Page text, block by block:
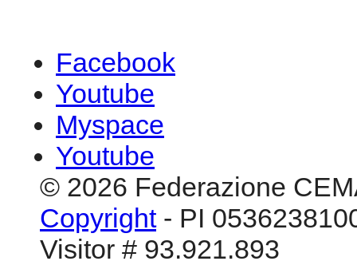
Facebook
Youtube
Myspace
Youtube
© 2026 Federazione
Copyright- PI
Visitor # 93.921.893